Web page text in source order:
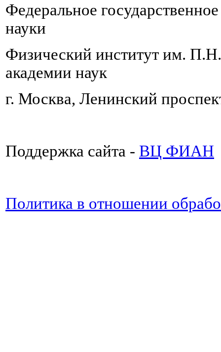
Федеральное
науки
Физический институт им.
академии наук
г. Москва, Ленинский
Поддержка сайта - ВЦ ФИАН
Политика в отношении